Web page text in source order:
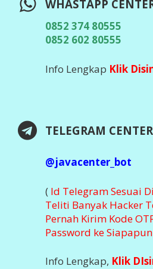
WHASTAPP
0852 374 80555
0852 602 80555
Info Lengkap Klik
TELEGRAM CENTER
@javacenter_bot
( Id Telegram Sesuai
Teliti Banyak Hacker
Pernah Kirim Kode
Password ke Siapapun
Info Lengkap, Klik